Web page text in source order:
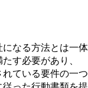
なる方法とは一体
す必要があり、
ている要件の一つ